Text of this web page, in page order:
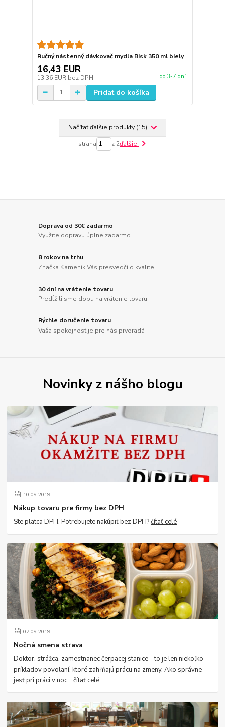
Ručný nástenný dávkovač mydla Bisk 350 ml biely
16,43 EUR
13,36 EUR bez DPH do 3-7 dní
Pridať do košíka
Načítať ďalšie produkty (15)
strana z 2ďalšie
Doprava od 30€ zadarmo
Využite dopravu úplne zadarmo
8 rokov na trhu
Značka Kameník Vás presvedčí o kvalite
30 dní na vrátenie tovaru
Predĺžili sme dobu na vrátenie tovaru
Rýchle doručenie tovaru
Vaša spokojnosť je pre nás prvoradá
Novinky z nášho blogu
10.09.2019
Nákup tovaru pre firmy bez DPH
Ste platca DPH. Potrebujete nakúpiť bez DPH?čítať celé
07.09.2019
Nočná smena strava
Doktor, strážca, zamestnanec čerpacej stanice - to je len niekoľko
príkladov povolaní, ktoré zahŕňajú prácu na zmeny. Ako správne
jesť pri práci v noc...čítať celé